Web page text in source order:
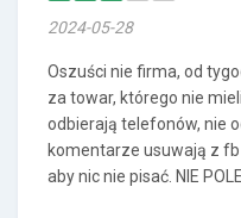
2024-05-28
Oszuści nie firma, od
za towar, którego nie
odbierają telefonów, nie
komentarze usuwają z
aby nic nie pisać. NIE